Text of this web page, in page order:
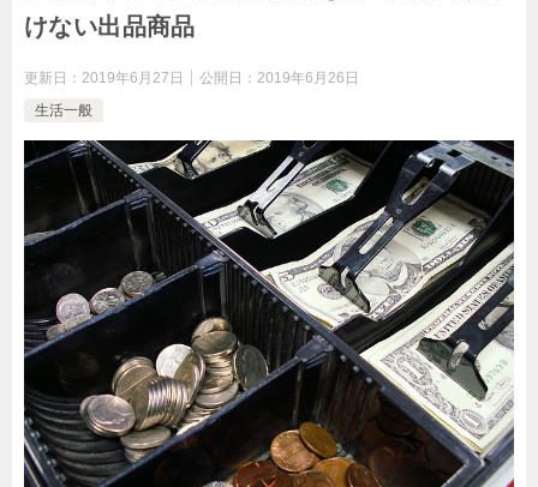
けない出品商品
更新日： 2019年6月27日 公開日： 2019年6月26日
生活一般